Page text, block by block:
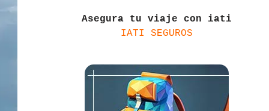
Asegura tu viaje con iati
IATI SEGUROS